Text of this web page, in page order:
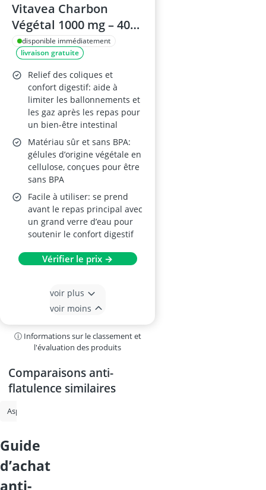
Vitavea Charbon
Végétal 1000 mg – 40
gélules – Complément
Digestif – Fabriqué en
France
disponible immédiatement
livraison gratuite
Relief des coliques et
confort digestif: aide à
limiter les ballonnements et
les gaz après les repas pour
un bien-être intestinal
Matériau sûr et sans BPA:
gélules d’origine végétale en
cellulose, conçues pour être
sans BPA
Facile à utiliser: se prend
avant le repas principal avec
un grand verre d’eau pour
soutenir le confort digestif
Vérifier le prix →
voir plus
voir moins
ⓘ Informations sur le classement et
l'évaluation des produits
Comparaisons anti-
flatulence similaires
Aspirateur nasal
guide
d’achat
anti-